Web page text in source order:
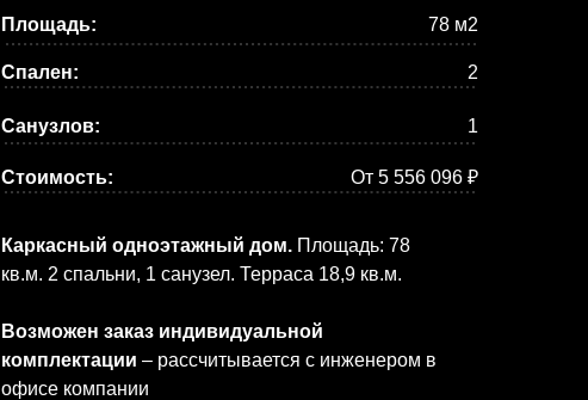
Площадь: 78 м2
Спален: 2
Каркасный одноэтажный дом. Площадь: 78
кв.м. 2 спальни, 1 санузел. Терраса 18,9 кв.м.
Возможен заказ индивидуальной
комплектации – рассчитывается с инженером в
офисе компании
Санузлов: 1
Стоимость: От 5 556 096 ₽